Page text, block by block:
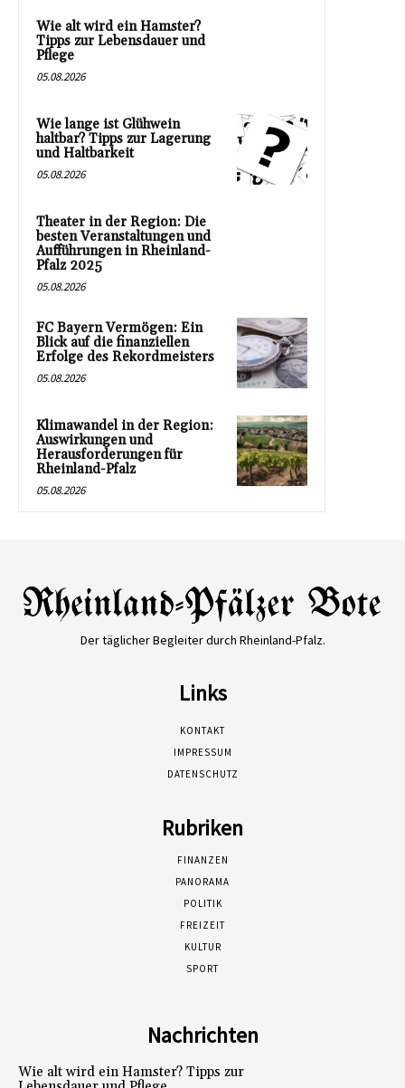
Wie alt wird ein Hamster?
Tipps zur Lebensdauer und
Pflege
05.08.2026
Wie lange ist Glühwein
haltbar? Tipps zur Lagerung
und Haltbarkeit
05.08.2026
Theater in der Region: Die
besten Veranstaltungen und
Aufführungen in Rheinland-
Pfalz 2025
05.08.2026
FC Bayern Vermögen: Ein
Blick auf die finanziellen
Erfolge des Rekordmeisters
05.08.2026
Klimawandel in der Region:
Auswirkungen und
Herausforderungen für
Rheinland-Pfalz
05.08.2026
Der täglicher Begleiter durch Rheinland-Pfalz.
Links
KONTAKT
IMPRESSUM
DATENSCHUTZ
Rubriken
FINANZEN
PANORAMA
POLITIK
FREIZEIT
KULTUR
SPORT
Nachrichten
Wie alt wird ein Hamster? Tipps zur